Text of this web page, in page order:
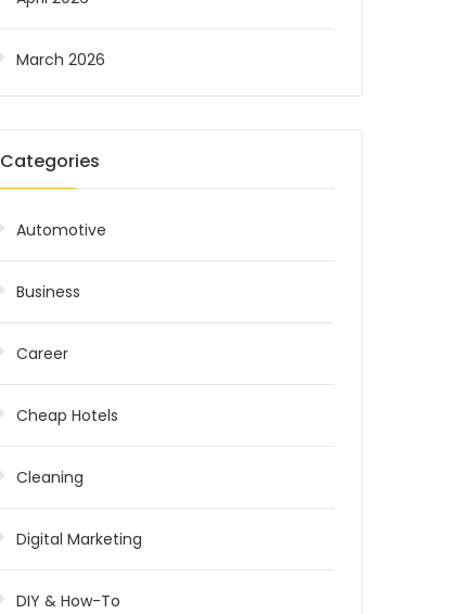
March 2026
Categories
Automotive
Business
Career
Cheap Hotels
Cleaning
Digital Marketing
DIY & How-To